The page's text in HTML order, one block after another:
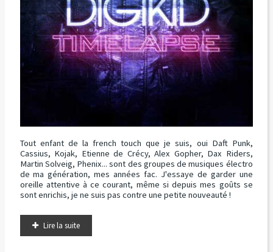
Tout enfant de la french touch que je suis, oui Daft Punk,
Cassius, Kojak, Etienne de Crécy, Alex Gopher, Dax Riders,
Martin Solveig, Phenix... sont des groupes de musiques électro
de ma génération, mes années fac. J'essaye de garder une
oreille attentive à ce courant, même si depuis mes goûts se
sont enrichis, je ne suis pas contre une petite nouveauté !
Lire la suite